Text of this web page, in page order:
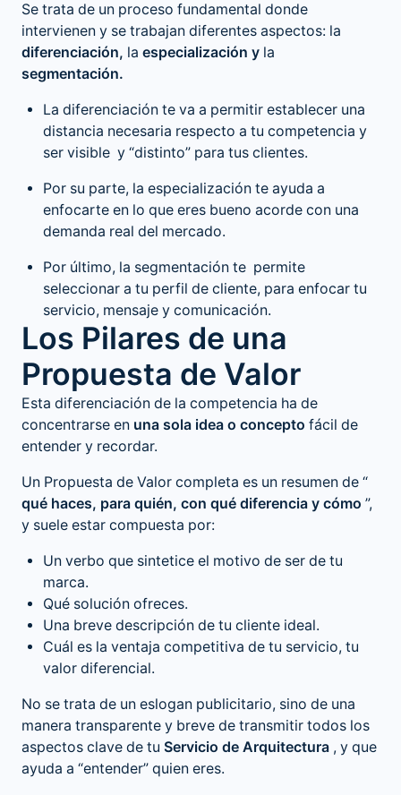
Se trata de un proceso fundamental donde
intervienen y se trabajan diferentes aspectos: la
diferenciación, la especialización y la
segmentación.
La diferenciación te va a permitir establecer una
distancia necesaria respecto a tu competencia y
ser visible y “distinto” para tus clientes.
Por su parte, la especialización te ayuda a
enfocarte en lo que eres bueno acorde con una
demanda real del mercado.
Por último, la segmentación te permite
seleccionar a tu perfil de cliente, para enfocar tu
servicio, mensaje y comunicación.
Los Pilares de una
Propuesta de Valor
Esta diferenciación de la competencia ha de
concentrarse en una sola idea o concepto fácil de
entender y recordar.
Un Propuesta de Valor completa es un resumen de “
qué haces, para quién, con qué diferencia y cómo ”,
y suele estar compuesta por:
Un verbo que sintetice el motivo de ser de tu
marca.
Qué solución ofreces.
Una breve descripción de tu cliente ideal.
Cuál es la ventaja competitiva de tu servicio, tu
valor diferencial.
No se trata de un eslogan publicitario, sino de una
manera transparente y breve de transmitir todos los
aspectos clave de tu Servicio de Arquitectura , y que
ayuda a “entender” quien eres.